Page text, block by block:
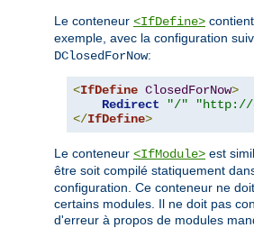
Le conteneur <IfDefine>
exemple, avec la configuration
DClosedForNow:
<IfDefine ClosedForNow>
Redirect
"/"
"http://
</IfDefine>
Le conteneur <IfModule> est
être soit compilé statiquement
configuration. Ce conteneur ne
certains modules. Il ne doit pas
d'erreur à propos de modules